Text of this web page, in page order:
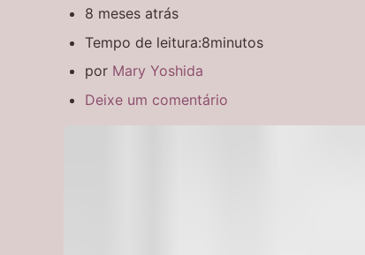
8 meses atrás
Tempo de leitura:8minutos
por Mary Yoshida
Deixe um comentário